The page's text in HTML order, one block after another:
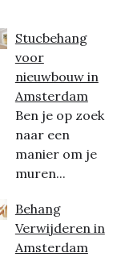
Stucbehang
voor
nieuwbouw in
Amsterdam
Ben je op zoek
naar een
manier om je
muren...
Behang
Verwijderen in
Amsterdam